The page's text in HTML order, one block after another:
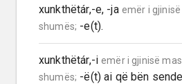
xunkthëtár,-e, -ja emër i
shumës; -e(t).
xunkthëtár,-i emër i gjinisë
shumës; -ë(t) ai që bën